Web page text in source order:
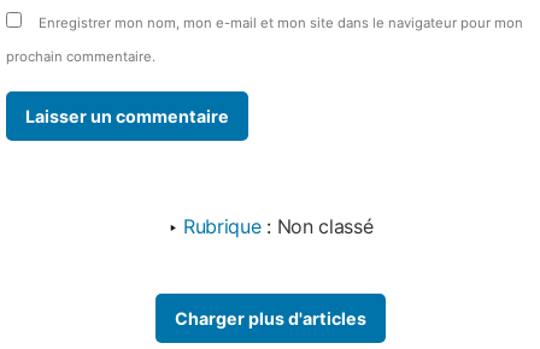
Enregistrer mon nom, mon e-mail et mon site dans le navigateur pour mon
prochain commentaire.
‣ Rubrique : Non classé
Charger plus d'articles